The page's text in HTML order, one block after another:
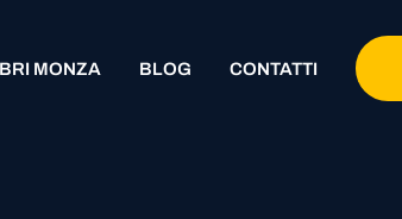
MONZA BLOG CONTATTI